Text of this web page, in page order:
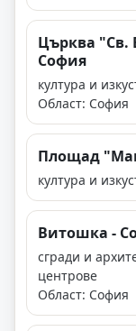
Църква "Св.
София
култура и
Област: София
Площад
култура и
Витошка -
сгради и
центрове
Област: София